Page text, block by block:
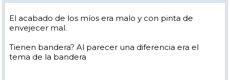
El acabado de los míos era malo y con pinta de
envejecer mal.
Tienen bandera? Al parecer una diferencia era el
tema de la bandera